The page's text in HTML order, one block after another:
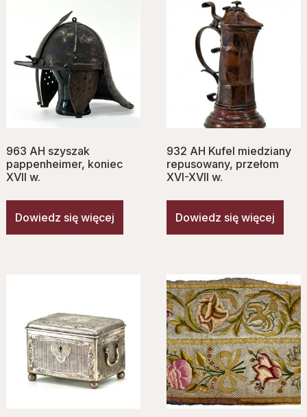
963 AH szyszak
pappenheimer, koniec
XVII w.
Dowiedz się więcej
932 AH Kufel miedziany
repusowany, przełom
XVI-XVII w.
Dowiedz się więcej